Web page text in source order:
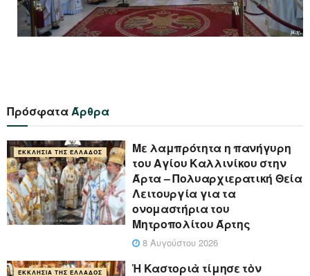
ΠρόσφαταΆρθρα
ΕΚΚΛΗΣΊΑ ΤΗΣ ΕΛΛΆΔΟΣ
Με λαμπρότητα η πανήγυρη
του Αγίου Καλλινίκου στην
Άρτα – Πολυαρχιερατική Θεία
Λειτουργία για τα
ονομαστήρια του
Μητροπολίτου Άρτης
8 Αυγούστου 2026
ΕΚΚΛΗΣΊΑ ΤΗΣ ΕΛΛΆΔΟΣ
Ἡ Καστοριὰ τίμησε τὸν